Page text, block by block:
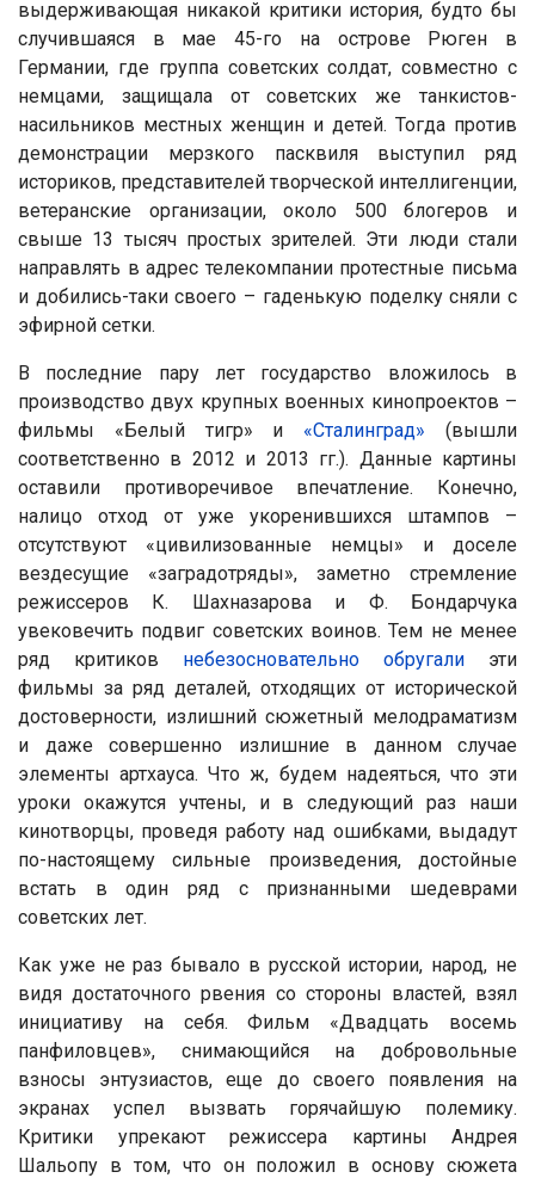
выдерживающая никакой критики история, будто бы
случившаяся в мае 45-го на острове Рюген в
Германии, где группа советских солдат, совместно с
немцами, защищала от советских же танкистов-
насильников местных женщин и детей. Тогда против
демонстрации мерзкого пасквиля выступил ряд
историков, представителей творческой интеллигенции,
ветеранские организации, около 500 блогеров и
свыше 13 тысяч простых зрителей. Эти люди стали
направлять в адрес телекомпании протестные письма
и добились-таки своего – гаденькую поделку сняли с
эфирной сетки.
В последние пару лет государство вложилось в
производство двух крупных военных кинопроектов –
фильмы «Белый тигр» и «Сталинград» (вышли
соответственно в 2012 и 2013 гг.). Данные картины
оставили противоречивое впечатление. Конечно,
налицо отход от уже укоренившихся штампов –
отсутствуют «цивилизованные немцы» и доселе
вездесущие «заградотряды», заметно стремление
режиссеров К. Шахназарова и Ф. Бондарчука
увековечить подвиг советских воинов. Тем не менее
ряд критиков небезосновательно обругали эти
фильмы за ряд деталей, отходящих от исторической
достоверности, излишний сюжетный мелодраматизм
и даже совершенно излишние в данном случае
элементы артхауса. Что ж, будем надеяться, что эти
уроки окажутся учтены, и в следующий раз наши
кинотворцы, проведя работу над ошибками, выдадут
по-настоящему сильные произведения, достойные
встать в один ряд с признанными шедеврами
советских лет.
Как уже не раз бывало в русской истории, народ, не
видя достаточного рвения со стороны властей, взял
инициативу на себя. Фильм «Двадцать восемь
панфиловцев», снимающийся на добровольные
взносы энтузиастов, еще до своего появления на
экранах успел вызвать горячайшую полемику.
Критики упрекают режиссера картины Андрея
Шальопу в том, что он положил в основу сюжета